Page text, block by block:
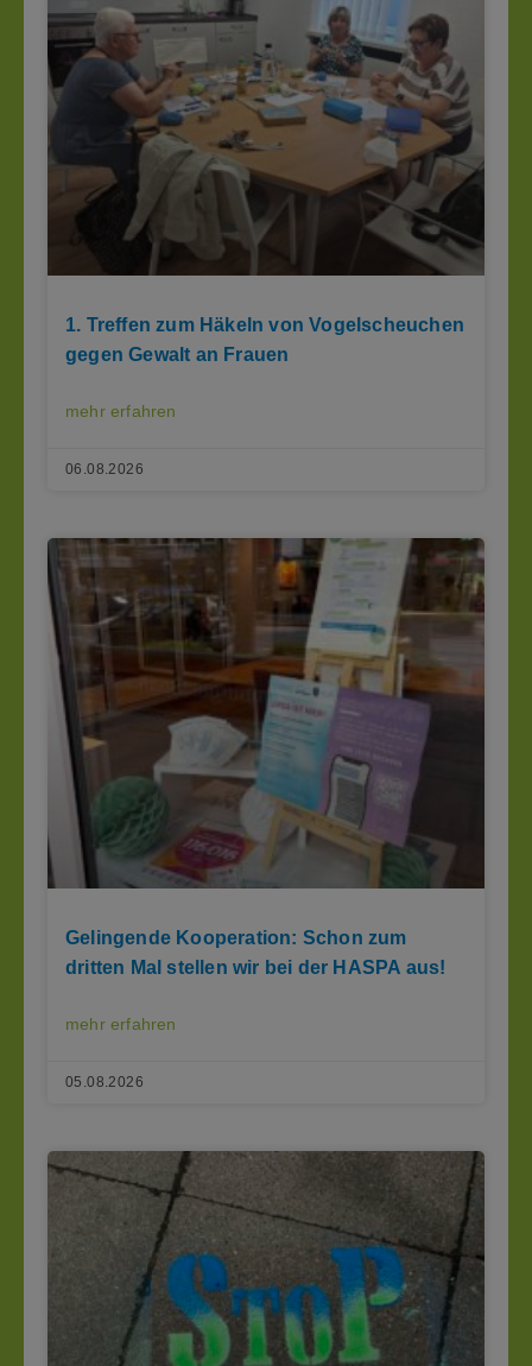
1. Treffen zum Häkeln von Vogelscheuchen
gegen Gewalt an Frauen
mehr erfahren
06.08.2026
Gelingende Kooperation: Schon zum
dritten Mal stellen wir bei der HASPA aus!
mehr erfahren
05.08.2026